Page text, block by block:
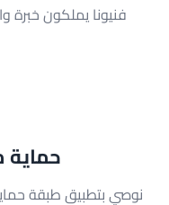
فنيونا يملكون خبرة
حماية
نوصي بتطبيق طبقة